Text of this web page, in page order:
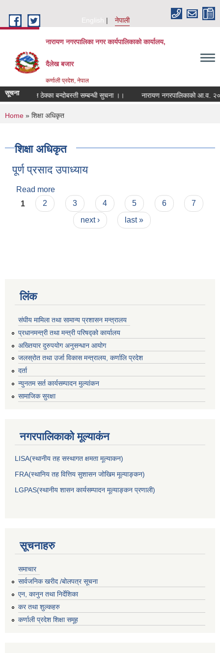
English
नेपाली
नारायण नगरपालिका नगर कार्यपालिकाको कार्यालय,
दैलेख बजार
कर्णाली प्रदेश, नेपाल
सूचनासंकलन ठेक्का बन्दोबस्ती सम्बन्धी सुचना ।। नारायण नगरपालिकाको आ.व.
You are here
Home » शिक्षा अधिकृत
शिक्षा अधिकृत
पूर्ण प्रसाद उपाध्याय
Read more
Pages
1 2 3 4 5 6
7
next ›
last »
लिंक
संघीय मामिला तथा सामान्य प्रशासन मन्त्रालय
प्रधानमन्त्री तथा मन्त्री परिषद्को कार्यालय
अख्तियार दुरुपयोग अनुसन्धान आयोग
जलस्रोत तथा उर्जा विकास मन्त्रालय, कर्णालि प्रदेश
दर्ता
न्युनतम सर्त कार्यसम्पादन मुल्यांकन
सामाजिक सुरक्षा
नगरपालिकाकाे मूल्याकंन
LISA(स्थानीय तह सस्थागत क्षमता मूल्याक‌न)
FRA(स्थानिय तह वित्तिय सुशासन जोखिम मूल्याङ्कन)
LGPAS(स्थानीय शासन कार्यसम्पादन मूल्याङ्कन प्रणाली)
सूचनाहरु
समाचार
सार्वजनिक खरीद /बोलपत्र सूचना
एन, कानुन तथा निर्देशिका
कर तथा शुल्कहरु
कर्णाली प्रदेश शिक्षा समूह